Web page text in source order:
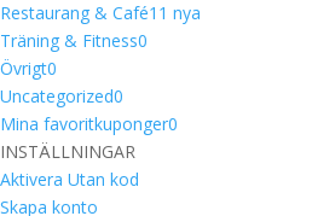
Restaurang & Café1 1 nya
Träning & Fitness0
Övrigt0
Uncategorized0
Mina favoritkuponger0
INSTÄLLNINGAR
Aktivera Utan kod
Skapa konto